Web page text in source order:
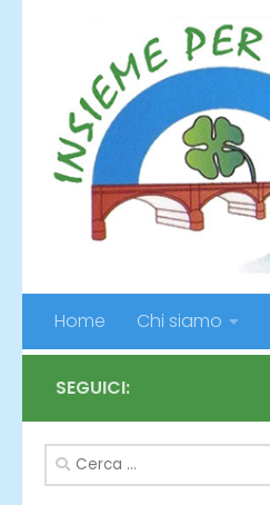
Salta al contenuto
Home Chi siamo
SEGUICI:
Ricerca
per: